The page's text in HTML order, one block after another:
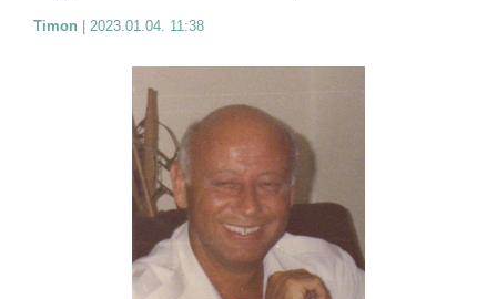
Timon 2023.01.04. 11:38